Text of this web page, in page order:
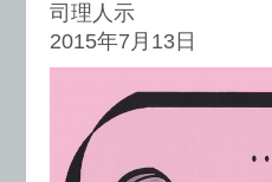
司理人示
2015年7月13日